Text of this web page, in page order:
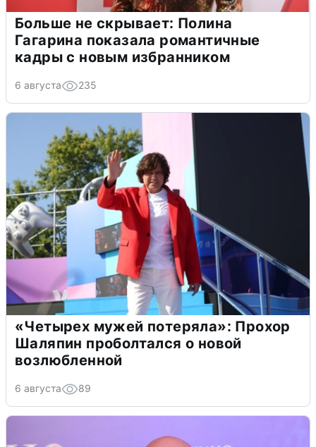
Больше не скрывает: Полина
Гагарина показала романтичные
кадры с новым избранником
6 августа 235
«Четырех мужей потеряла»: Прохор
Шаляпин проболтался о новой
возлюбленной
6 августа 89